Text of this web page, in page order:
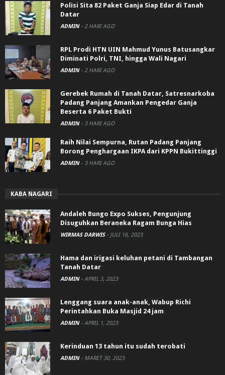
Polisi Sita 82 Paket Ganja Siap Edar di Tanah
Datar
ADMIN - 2 HARI AGO
RPL Prodi HTN UIN Mahmud Yunus Batusangkar
Diminati Polri, TNI, hingga Wali Nagari
ADMIN - 2 HARI AGO
Gerebek Rumah di Tanah Datar, Satresnarkoba
Padang Panjang Amankan Pengedar Ganja
Beserta 6 Paket Bukti
ADMIN - 3 HARI AGO
Raih Nilai Sempurna, Rutan Padang Panjang
Borong Penghargaan IKPA dari KPPN Bukittinggi
ADMIN - 3 HARI AGO
KABA NAGARI
Andaleh Bungo Expo Sukses, Pengunjung
Disuguhkan Beraneka Ragam Bunga Hias
WIRMAS DARWIS - JULI 16, 2023
Hama dan irigasi keluhan petani di Tambangan
Tanah Datar
ADMIN - APRIL 3, 2023
Lenggang suara anak-anak, Wabup Richi
Perintahkan Buka Masjid 24 jam
ADMIN - APRIL 1, 2023
Kerinduan 13 tahun itu sudah terobati
ADMIN - MARET 30, 2023